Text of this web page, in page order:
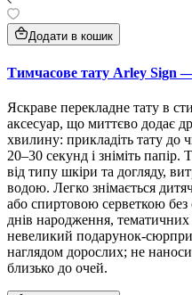
Додати в кошик
Тимчасове тату Arley Sign
Яскраве перекладне тату в
аксесуар, що миттєво додає
хвилину: прикладіть тату до
20–30 секунд і зніміть папір.
від типу шкіри та догляду,
водою. Легко знімається
або спиртовою серветкою без
днів народження, тематичних
невеликий
наглядом дорослих; не
близько до очей.